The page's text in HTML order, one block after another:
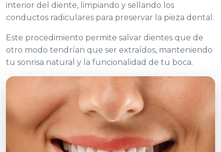
interior del diente, limpiando y sellando los
conductos radiculares para preservar la pieza dental.
Este procedimiento permite salvar dientes que de
otro modo tendrían que ser extraídos, manteniendo
tu sonrisa natural y la funcionalidad de tu boca.